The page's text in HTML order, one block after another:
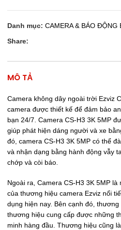
Danh mục: CAMERA & BÁO ĐỘNG
Share:
MÔ TẢ
Camera không dây ngoài trời Ezviz
camera được thiết kế để đảm bảo
bạn 24/7. Camera CS-H3 3K 5MP
giúp phát hiện dáng người và xe
đó, camera CS-H3 3K 5MP có thể
và nhận dạng bằng hành động vẫy
chớp và còi báo.
Ngoài ra, Camera CS-H3 3K 5MP
của thương hiệu camera Ezviz nổi
dụng hiện nay. Bên cạnh đó,
thương hiệu cung cấp được những
minh hàng đầu. Thương hiệu cũng